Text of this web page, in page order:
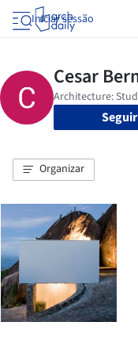
Iniciar sessão
Seguir
Organizar